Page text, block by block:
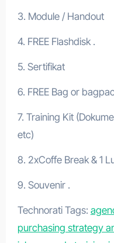
3. Module / Handout
4. FREE Flashdisk .
5. Sertifikat
6. FREE Bag or
7. Training Kit
etc)
8. 2xCoffe Break & 1
9. Souvenir .
Technorati Tags:
purchasing strategy